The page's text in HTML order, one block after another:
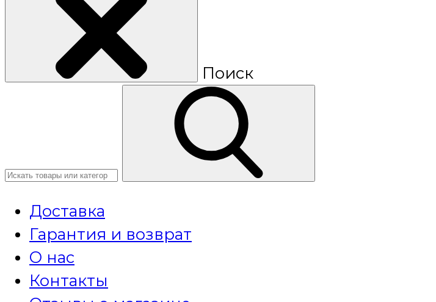
Поиск
Доставка
Гарантия и возврат
О нас
Контакты